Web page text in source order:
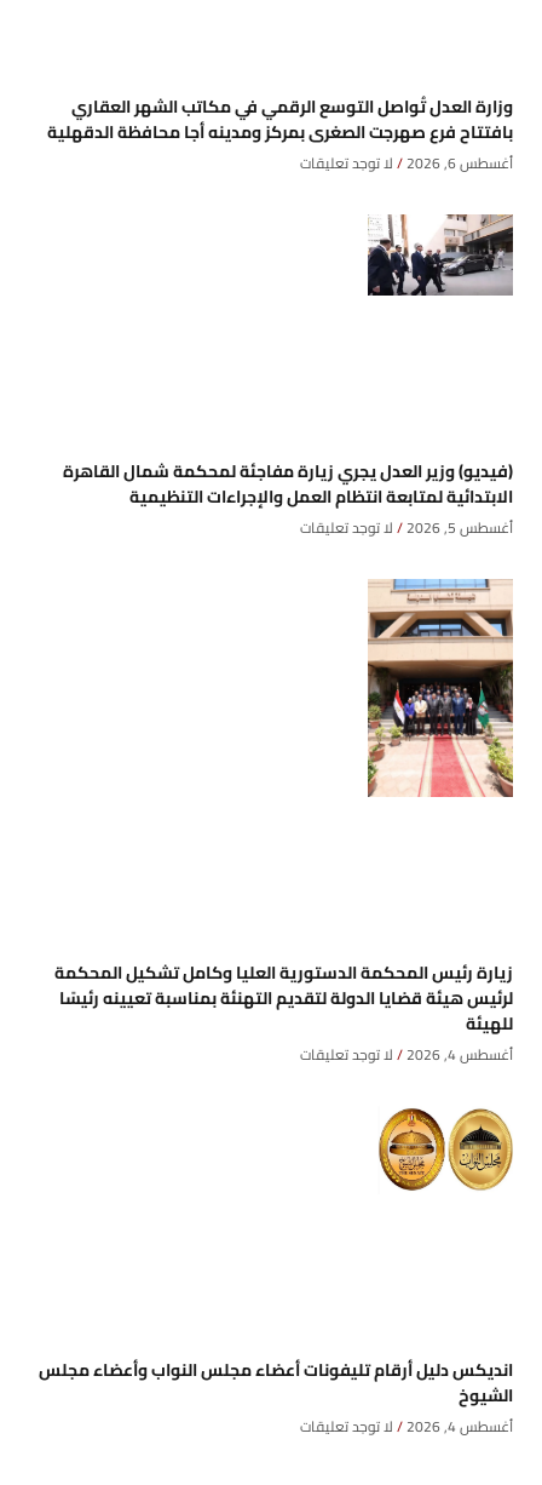
وزارة العدل تُواصل التوسع الرقمي في مكاتب الشهر العقاري
بافتتاح فرع صهرجت الصغرى بمركز ومدينه أجا محافظة الدقهلية
أغسطس 6, 2026 لا توجد تعليقات
(فيديو) وزير العدل يجري زيارة مفاجئة لمحكمة شمال القاهرة
الابتدائية لمتابعة انتظام العمل والإجراءات التنظيمية
أغسطس 5, 2026 لا توجد تعليقات
زيارة رئيس المحكمة الدستورية العليا وكامل تشكيل المحكمة
لرئيس هيئة قضايا الدولة لتقديم التهنئة بمناسبة تعيينه رئيسًا
للهيئة
أغسطس 4, 2026 لا توجد تعليقات
انديكس دليل أرقام تليفونات أعضاء مجلس النواب وأعضاء مجلس
الشيوخ
أغسطس 4, 2026 لا توجد تعليقات